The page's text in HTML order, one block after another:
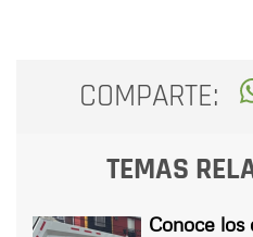
COMPARTE:
TEMAS
Conoce los